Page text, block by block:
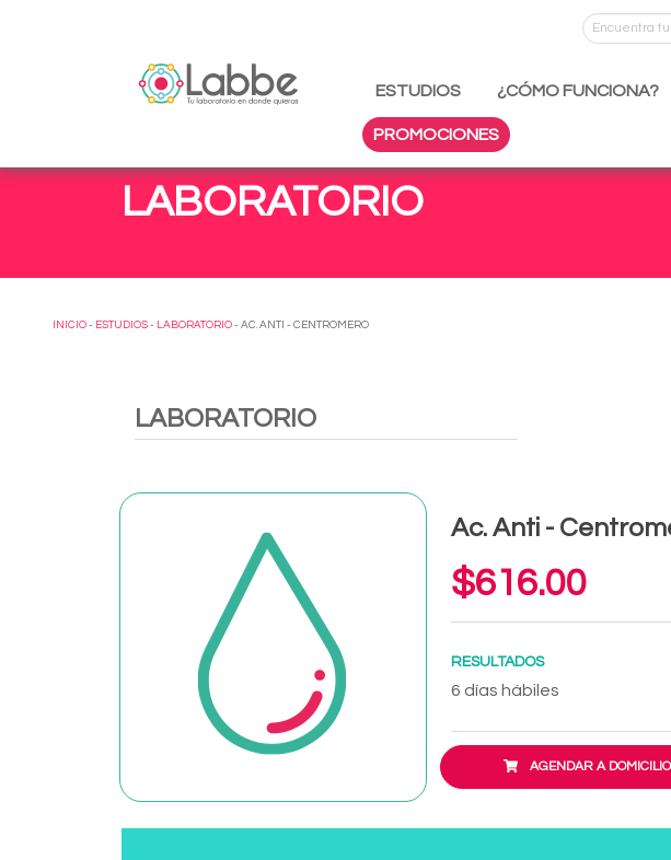
ESTUDIOS ¿CÓMO FUNCIONA?
PROMOCIONES
LABORATORIO
INICIO - ESTUDIOS - LABORATORIO - AC. ANTI - CENTROMERO
LABORATORIO
Ac. Anti -
$616.00
RESULTADOS
6 días hábiles
AGENDAR A DOMICILIO